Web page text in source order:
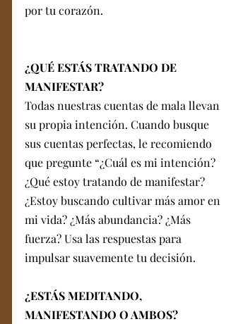
por tu corazón.
¿QUÉ ESTÁS TRATANDO DE
MANIFESTAR?
Todas nuestras cuentas de mala llevan
su propia intención. Cuando busque
sus cuentas perfectas, le recomiendo
que pregunte “¿Cuál es mi intención?
¿Qué estoy tratando de manifestar?
¿Estoy buscando cultivar más amor en
mi vida? ¿Más abundancia? ¿Más
fuerza? Usa las respuestas para
impulsar suavemente tu decisión.
¿ESTÁS MEDITANDO,
MANIFESTANDO O AMBOS?